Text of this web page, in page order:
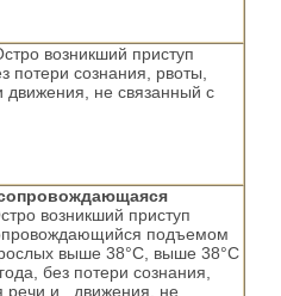
возникший приступ
потери сознания, рвоты,
движения, не связанный с
возникший приступ
подъемом
выше 38°С, выше 38°С
без потери сознания,
речи и движения, не